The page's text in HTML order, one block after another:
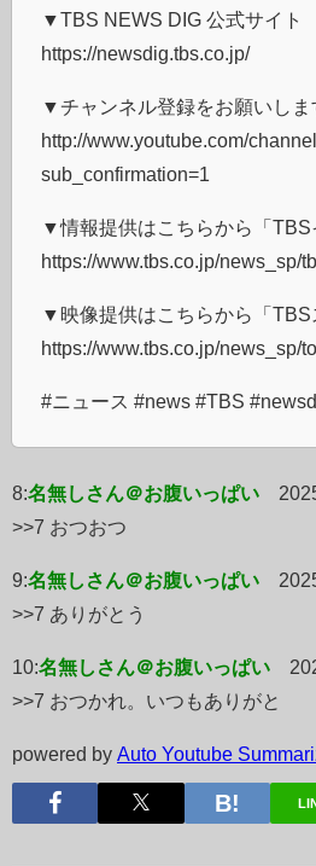
▼TBS NEWS DIG 公式サイト
https://newsdig.tbs.co.jp/
▼チャンネル登録をお願いしま
http://www.youtube.com/
sub_confirmation=1
▼情報提供はこちらから「TBS
https://www.tbs.co.jp/news_sp/
▼映像提供はこちらから「TBS
https://www.tbs.co.jp/news_sp/
#ニュース #news #TBS
8:名無しさん＠お腹いっぱい
>>7 おつおつ
9:名無しさん＠お腹いっぱい
>>7 ありがとう
10:名無しさん＠お腹いっぱい
>>7 おつかれ。いつもありがと
powered by Auto Youtube